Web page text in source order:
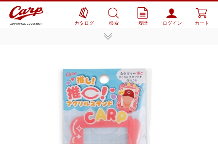
CARP OFFICIAL GOODS SHOP カタログ 検索 履歴 ログイン カート